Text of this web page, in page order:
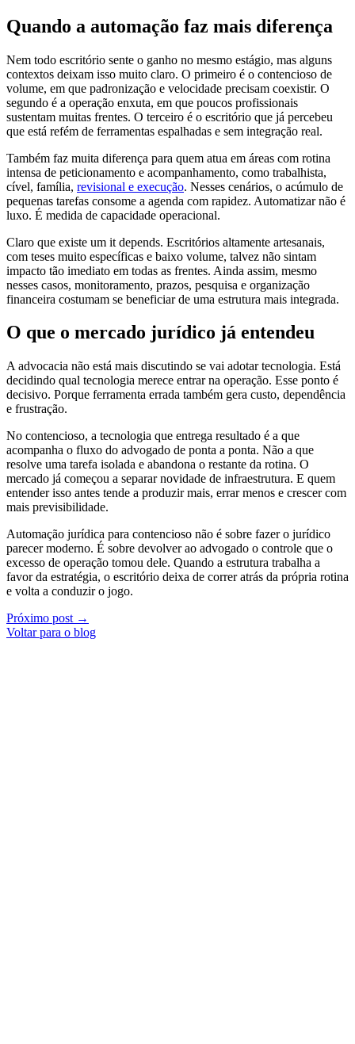
Quando a automação faz mais diferença
Nem todo escritório sente o ganho no mesmo estágio, mas alguns
contextos deixam isso muito claro. O primeiro é o contencioso de
volume, em que padronização e velocidade precisam coexistir. O
segundo é a operação enxuta, em que poucos profissionais
sustentam muitas frentes. O terceiro é o escritório que já percebeu
que está refém de ferramentas espalhadas e sem integração real.
Também faz muita diferença para quem atua em áreas com rotina
intensa de peticionamento e acompanhamento, como trabalhista,
cível, família, revisional e execução. Nesses cenários, o acúmulo de
pequenas tarefas consome a agenda com rapidez. Automatizar não é
luxo. É medida de capacidade operacional.
Claro que existe um it depends. Escritórios altamente artesanais,
com teses muito específicas e baixo volume, talvez não sintam
impacto tão imediato em todas as frentes. Ainda assim, mesmo
nesses casos, monitoramento, prazos, pesquisa e organização
financeira costumam se beneficiar de uma estrutura mais integrada.
O que o mercado jurídico já entendeu
A advocacia não está mais discutindo se vai adotar tecnologia. Está
decidindo qual tecnologia merece entrar na operação. Esse ponto é
decisivo. Porque ferramenta errada também gera custo, dependência
e frustração.
No contencioso, a tecnologia que entrega resultado é a que
acompanha o fluxo do advogado de ponta a ponta. Não a que
resolve uma tarefa isolada e abandona o restante da rotina. O
mercado já começou a separar novidade de infraestrutura. E quem
entender isso antes tende a produzir mais, errar menos e crescer com
mais previsibilidade.
Automação jurídica para contencioso não é sobre fazer o jurídico
parecer moderno. É sobre devolver ao advogado o controle que o
excesso de operação tomou dele. Quando a estrutura trabalha a
favor da estratégia, o escritório deixa de correr atrás da própria rotina
e volta a conduzir o jogo.
Próximo post →
Voltar para o blog